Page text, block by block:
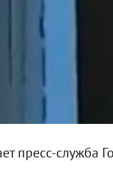
пресс-служба